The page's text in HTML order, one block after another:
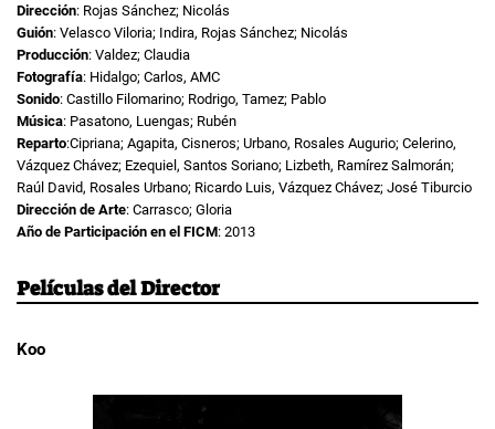
Dirección: Rojas Sánchez; Nicolás
Guión: Velasco Viloria; Indira, Rojas Sánchez; Nicolás
Producción: Valdez; Claudia
Fotografía: Hidalgo; Carlos, AMC
Sonido: Castillo Filomarino; Rodrigo, Tamez; Pablo
Música: Pasatono, Luengas; Rubén
Reparto:Cipriana; Agapita, Cisneros; Urbano, Rosales Augurio; Celerino,
Vázquez Chávez; Ezequiel, Santos Soriano; Lizbeth, Ramírez Salmorán;
Raúl David, Rosales Urbano; Ricardo Luis, Vázquez Chávez; José Tiburcio
Dirección de Arte: Carrasco; Gloria
Año de Participación en el FICM: 2013
Películas del Director
Koo